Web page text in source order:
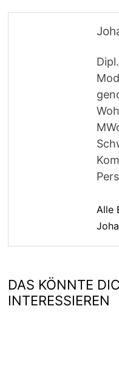
Alle
DAS KÖNNTE
INTERESSIEREN